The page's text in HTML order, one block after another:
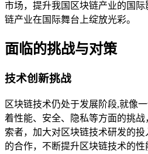
市场，提升我国区块链产业的国
链产业在国际舞台上绽放光彩。
面临的挑战与对策
技术创新挑战
区块链技术仍处于发展阶段,就像
着性能、安全、隐私等方面的挑
索者，加大对区块链技术研发的
的合作，不断提升区块链技术的性